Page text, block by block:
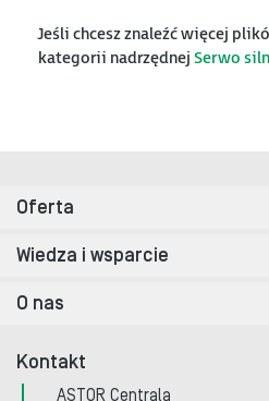
Jeśli chcesz znaleźć więcej
kategorii nadrzędnej Serwo
Oferta
Wiedza i wsparcie
O nas
Kontakt
ASTOR Centrala